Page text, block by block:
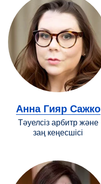
Анна Гияр Сажко
Тәуелсіз арбитр және
заң кеңесшісі